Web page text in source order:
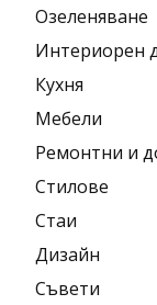
Озеленяване
Интериорен
Кухня
Мебели
Ремонтни и
Стилове
Стаи
Дизайн
Съвети